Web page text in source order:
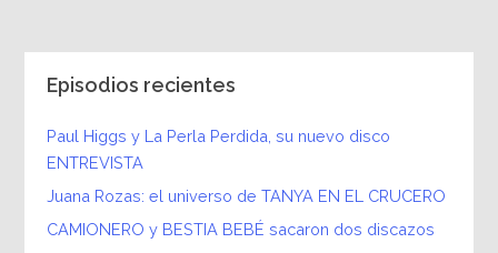
Episodios recientes
Paul Higgs y La Perla Perdida, su nuevo disco
ENTREVISTA
Juana Rozas: el universo de TANYA EN EL CRUCERO
CAMIONERO y BESTIA BEBÉ sacaron dos discazos